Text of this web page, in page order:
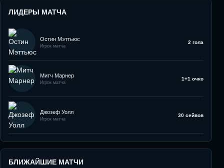
ЛИДЕРЫ МАТЧА
Остин Мэттьюс
Игрок матча
2 гола
Митч Марнер
Игрок матча
1+1 очко
Джозеф Уолл
Игрок матча
30 сейвов
БЛИЖАЙШИЕ МАТЧИ